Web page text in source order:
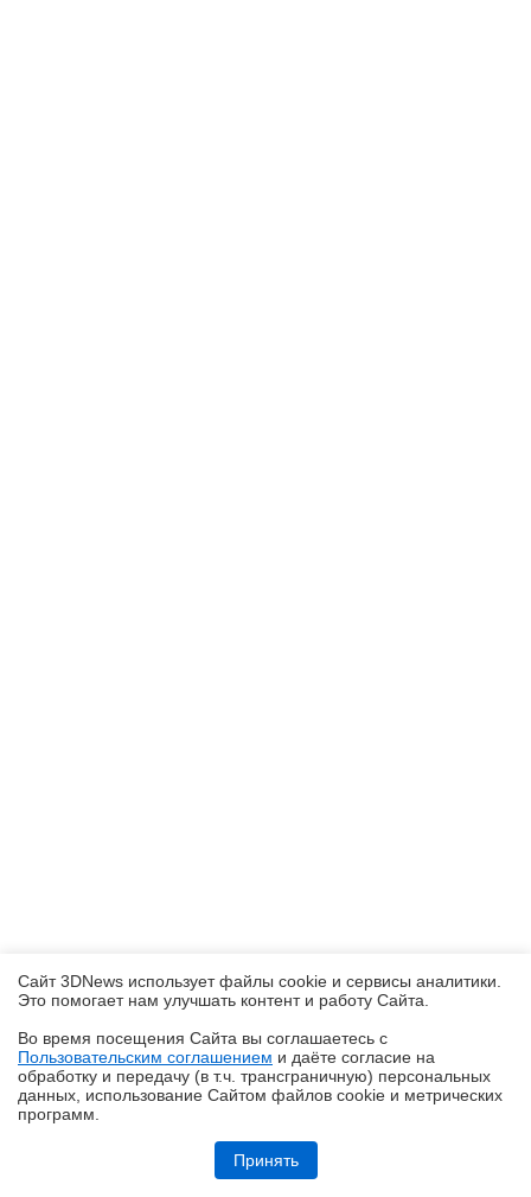
Ryzen и DDR5-6000 на чипах Samsung — G.Skill даёт добро
Сайт 3DNews использует файлы cookie и сервисы аналитики.
Это помогает нам улучшать контент и работу Cайта.
Во время посещения Cайта вы соглашаетесь с
Пользовательским соглашением и даёте согласие на
обработку и передачу (в т.ч. трансграничную) персональных
данных, использование Cайтом файлов cookie и метрических
программ.
Принять